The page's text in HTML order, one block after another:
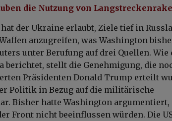
die Nutzung von
der Ukraine erlaubt, Ziele tief in
anzugreifen, was Washington
unter Berufung auf drei Quellen. Wie
berichtet, stellt die Genehmigung, die
Präsidenten Donald Trump erteilt
Politik in Bezug auf die militärische
Bisher hatte Washington argumentiert,
Front nicht beeinflussen würden. Die